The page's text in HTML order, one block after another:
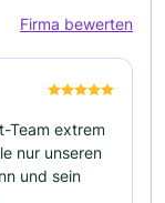
Firma bewerten
Team extrem
nur unseren
und sein